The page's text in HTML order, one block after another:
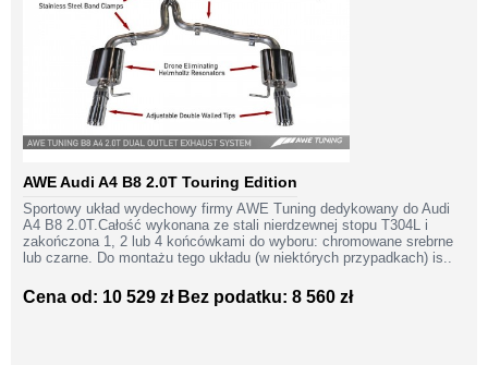
AWE Audi A4 B8 2.0T Touring Edition
Sportowy układ wydechowy firmy AWE Tuning dedykowany do Audi
A4 B8 2.0T.Całość wykonana ze stali nierdzewnej stopu T304L i
zakończona 1, 2 lub 4 końcówkami do wyboru: chromowane srebrne
lub czarne. Do montażu tego układu (w niektórych przypadkach) is..
Cena od: 10 529 zł Bez podatku: 8 560 zł